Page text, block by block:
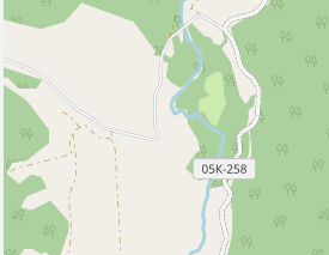
Больница (1)
Кафе (1)
Магазин (9)
Почта (1)
Стадион (1)
Исторические объекты
Природные объекты
Вершина горы, холма (5)